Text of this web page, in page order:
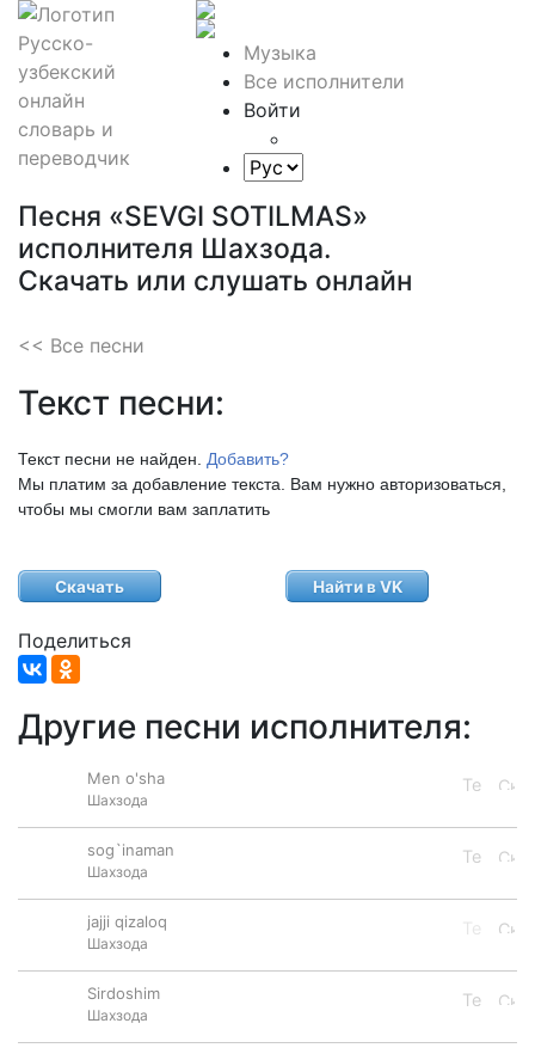
Музыка
Все исполнители
Войти
Песня «SEVGI SOTILMAS»
исполнителя Шахзода.
Скачать или слушать онлайн
<< Все песни
Текст песни:
Текст песни не найден. Добавить?
Мы платим за добавление текста. Вам нужно авторизоваться,
чтобы мы смогли вам заплатить
Скачать Найти в VK
Поделиться
Другие песни исполнителя:
Men o'sha
Шахзода
sog`inaman
Шахзода
jajji qizaloq
Шахзода
Sirdoshim
Шахзода